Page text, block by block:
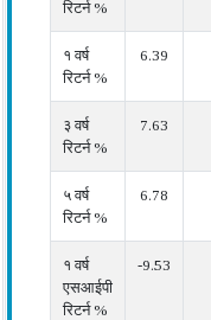
रिटर्न %
१ वर्ष
रिटर्न %
6.39
३ वर्ष
रिटर्न %
7.63
५ वर्ष
रिटर्न %
6.78
१ वर्ष
एसआईपी
रिटर्न %
-9.53